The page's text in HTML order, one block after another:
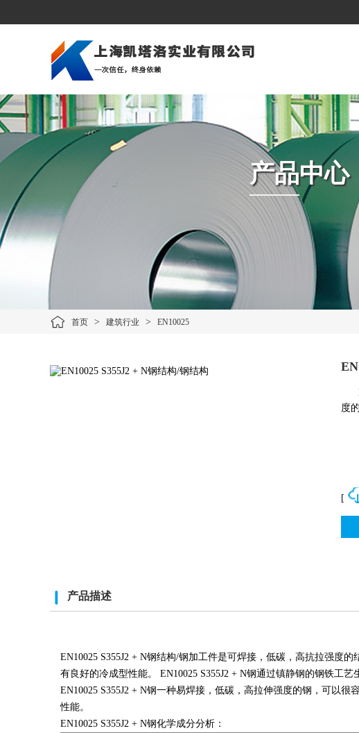
公司简介 企业文化
深加工
资质荣誉
建筑行业 造船行业
压力容器和锅炉
桥梁建筑
美洲市场 亚洲市场
中东市场
非洲市场 产品中心
首页 > 建筑行业 > EN10025
度
[
产品描述
EN10025 S355J2 + N钢结构/钢加工件是可焊接，低碳，高抗拉强度
有良好的冷成型性能。 EN10025 S355J2 + N钢通过镇静钢的钢铁工艺
EN10025 S355J2 + N钢一种易焊接，低碳，高拉伸强度的钢，可以
性能。
EN10025 S355J2 + N钢化学成分分析：